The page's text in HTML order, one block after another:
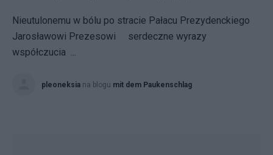
Nieutulonemu w bólu po stracie Pałacu Prezydenckiego
Jarosławowi Prezesowi serdeczne wyrazy
współczucia ...
pleoneksia na blogu mit dem Paukenschlag